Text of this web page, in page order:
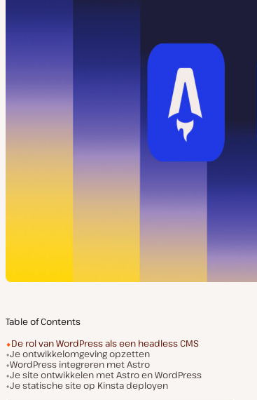
Table of Contents
De rol van WordPress als een headless CMS
Je ontwikkelomgeving opzetten
WordPress integreren met Astro
Je site ontwikkelen met Astro en WordPress
Je statische site op Kinsta deployen